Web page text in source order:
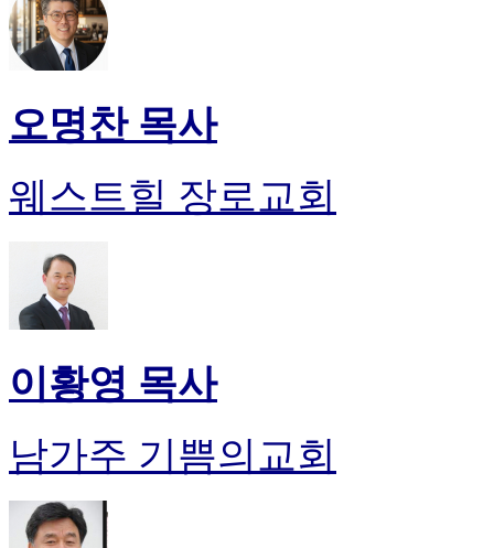
오명찬 목사
웨스트힐 장로교회
이황영 목사
남가주 기쁨의교회